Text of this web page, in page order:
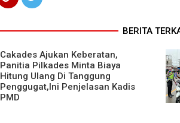
BERITA
Cakades Ajukan Keberatan,
Panitia Pilkades Minta Biaya
Hitung Ulang Di Tanggung
Penggugat,Ini Penjelasan Kadis
PMD